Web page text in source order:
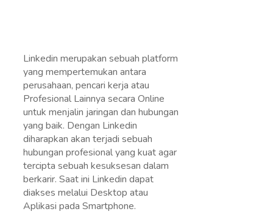
Linkedin merupakan sebuah platform
yang mempertemukan antara
perusahaan, pencari kerja atau
Profesional Lainnya secara Online
untuk menjalin jaringan dan hubungan
yang baik. Dengan Linkedin
diharapkan akan terjadi sebuah
hubungan profesional yang kuat agar
tercipta sebuah kesuksesan dalam
berkarir. Saat ini Linkedin dapat
diakses melalui Desktop atau
Aplikasi pada Smartphone.